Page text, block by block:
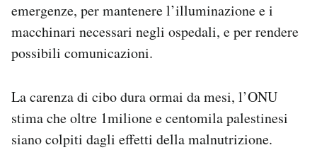
emergenze, per mantenere l’illuminazione e i
macchinari necessari negli ospedali, e per rendere
possibili comunicazioni.
La carenza di cibo dura ormai da mesi, l’ONU
stima che oltre 1milione e centomila palestinesi
siano colpiti dagli effetti della malnutrizione.